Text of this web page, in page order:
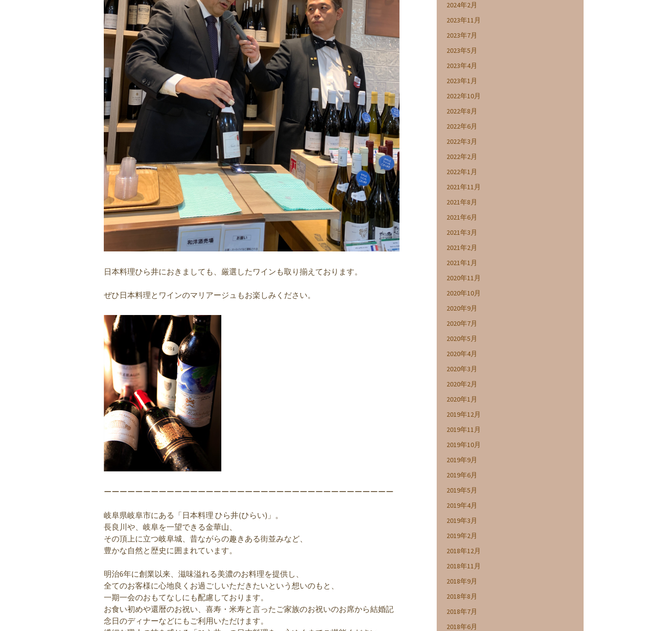
日本料理ひら井におきましても、厳選したワインも取り揃えております。
ぜひ日本料理とワインのマリアージュもお楽しみください。
ーーーーーーーーーーーーーーーーーーーーーーーーーーーーーーーーーーーーー
岐阜県岐阜市にある「日本料理 ひら井(ひらい)」。
長良川や、岐阜を一望できる金華山、
その頂上に立つ岐阜城、昔ながらの趣きある街並みなど、
豊かな自然と歴史に囲まれています。
明治6年に創業以来、滋味溢れる美濃のお料理を提供し、
全てのお客様に心地良くお過ごしいただきたいという想いのもと、
一期一会のおもてなしにも配慮しております。
お食い初めや還暦のお祝い、喜寿・米寿と言ったご家族のお祝いのお席から結婚記
念日のディナーなどにもご利用いただけます。
2024年2月
2023年11月
2023年7月
2023年5月
2023年4月
2023年1月
2022年10月
2022年8月
2022年6月
2022年3月
2022年2月
2022年1月
2021年11月
2021年8月
2021年6月
2021年3月
2021年2月
2021年1月
2020年11月
2020年10月
2020年9月
2020年7月
2020年5月
2020年4月
2020年3月
2020年2月
2020年1月
2019年12月
2019年11月
2019年10月
2019年9月
2019年6月
2019年5月
2019年4月
2019年3月
2019年2月
2018年12月
2018年11月
2018年9月
2018年8月
2018年7月
2018年6月